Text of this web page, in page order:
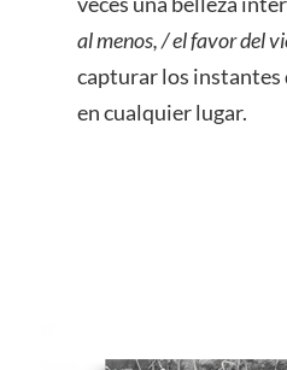
al menos, / el favor del
capturar los instantes
en cualquier lugar.